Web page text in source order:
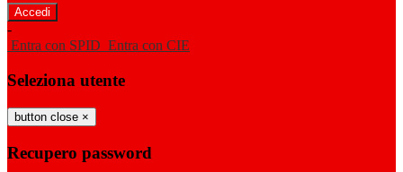
-
Entra con SPID Entra con CIE
Seleziona utente
button close ×
Recupero password